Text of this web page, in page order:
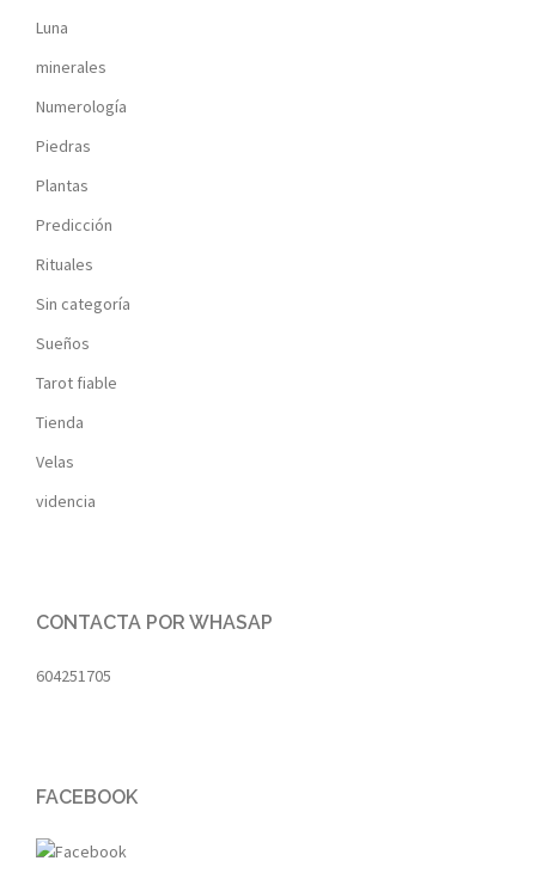
Luna
minerales
Numerología
Piedras
Plantas
Predicción
Rituales
Sin categoría
Sueños
Tarot fiable
Tienda
Velas
videncia
CONTACTA POR WHASAP
604251705
FACEBOOK